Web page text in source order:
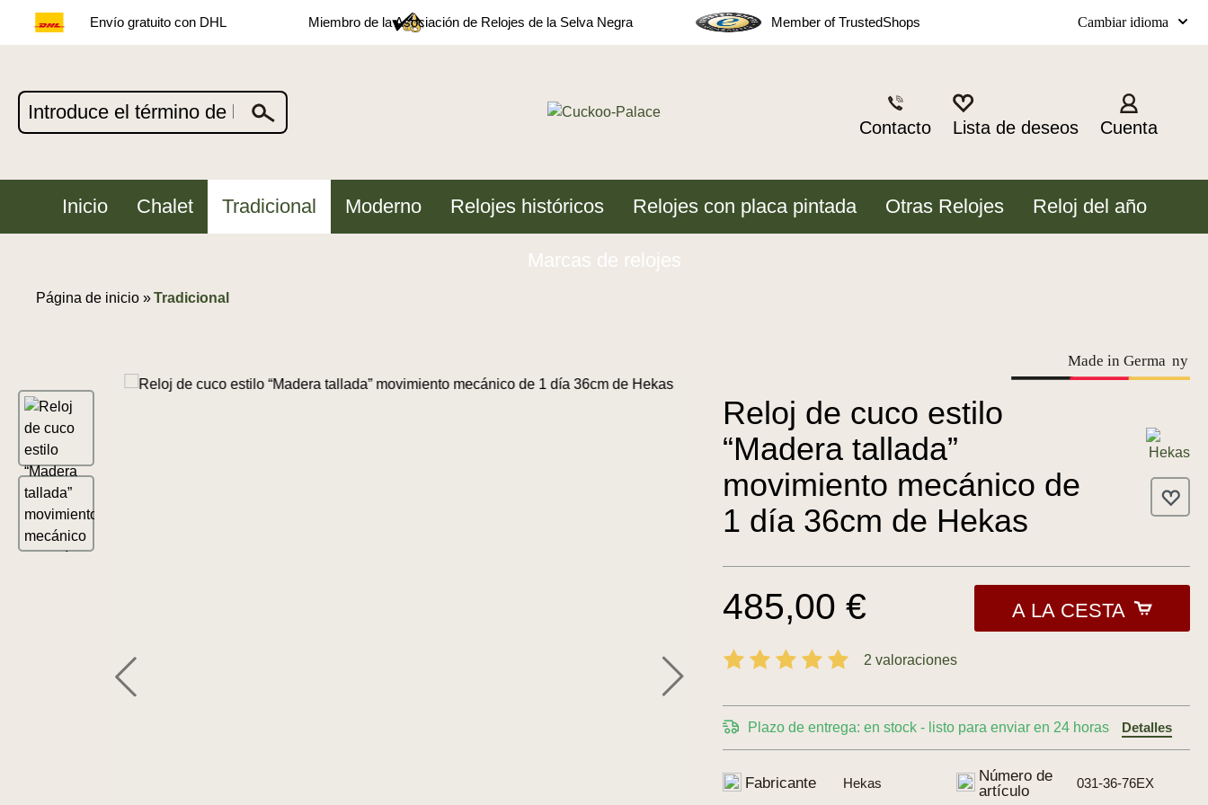
Cambiar idioma
Envío gratuito con DHL Miembro de la Asociación de Relojes de la Selva Negra Member of TrustedShops
Contacto Lista de deseos Cuenta
Inicio Chalet Tradicional Moderno Relojes históricos Relojes con placa pintada Otras Relojes Reloj del año
Marcas de relojes
Página de inicio »Tradicional
23.0
36.0
Made in Germa ny
Reloj de cuco estilo
“Madera tallada”
movimiento mecánico de
1 día 36cm de Hekas
485,00 €
2 valoraciones
A LA CESTA
Plazo de entrega: en stock - listo para enviar en 24 horas Detalles
Fabricante Hekas
Número de
artículo
031-36-76EX